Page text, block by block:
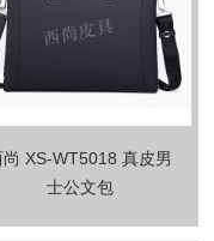
尚 XS-WT5018 真皮男
士公文包